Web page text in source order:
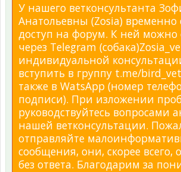
У нашего ветконсультанта
Анатольевны (Zosia) временно
доступ на форум. К ней можно
через Telegram
индивидуальной
вступить в группу t.me/
также в WatsApp (номер
подписи). При изложении
руководствуйтесь вопросами
нашей ветконсультации.
отправляйте
сообщения, они, скорее всего,
без ответа. Благодарим за